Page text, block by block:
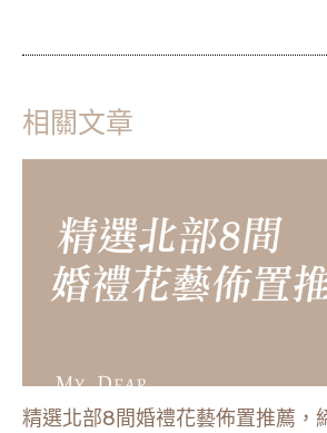
相關文章
精選北部8間婚禮花藝佈置推薦，